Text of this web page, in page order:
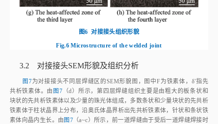
图6 对接接头组织形貌
Fig.6 Microstructure of the welded joint
3.2 对接接头SEM形貌及组织分析
图7为对接接头不同层焊缝区的SEM形貌图，图中F为铁素体，δ'指先
共析铁素体。由 图7 （d）所示，第四层焊缝组织主要是由粗大的板条状和
块状的先共析铁素体以及少量的珠光体组成，多数条状和少量块状的先共析
铁素体于柱状晶界上分布，沿奥氏体晶界析出先共析铁素体，针状和条状铁
素体向晶内生长。由图7 （a~c）所示，前一道焊缝由于受后一道焊缝焊接时